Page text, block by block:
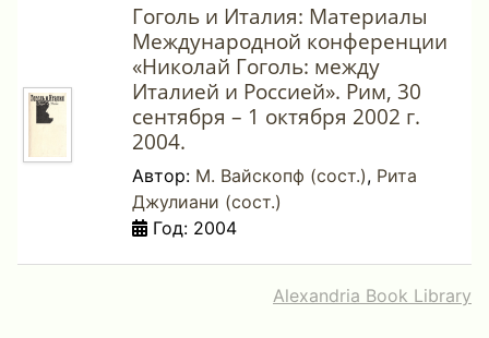
Гоголь и Италия: Материалы
Международной конференции
«Николай Гоголь: между
Италией и Россией». Рим, 30
сентября – 1 октября 2002 г.
2004.
Автор: М. Вайскопф (сост.), Рита
Джулиани (сост.)
Год: 2004
Alexandria Book Library